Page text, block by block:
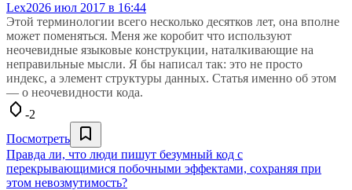
Lex2026 июл 2017 в 16:44
Этой терминологии всего несколько десятков лет, она вполне
может поменяться. Меня же коробит что используют
неочевидные языковые конструкции, наталкивающие на
неправильные мысли. Я бы написал так: это не просто
индекс, а элемент структуры данных. Статья именно об этом
— о неочевидности кода.
-2
Посмотреть
Правда ли, что люди пишут безумный код с
перекрывающимися побочными эффектами, сохраняя при
этом невозмутимость?